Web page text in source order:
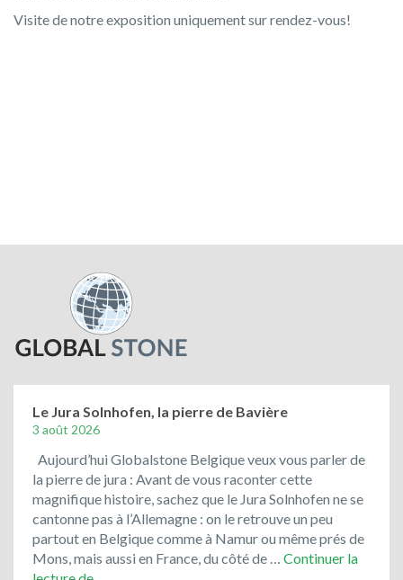
Visite de notre exposition uniquement sur rendez-vous!
Le Jura Solnhofen, la pierre de Bavière
3 août 2026
Aujourd’hui Globalstone Belgique veux vous parler de
la pierre de jura : Avant de vous raconter cette
magnifique histoire, sachez que le Jura Solnhofen ne se
cantonne pas à l’Allemagne : on le retrouve un peu
partout en Belgique comme à Namur ou même prés de
Mons, mais aussi en France, du côté de … Continuer la